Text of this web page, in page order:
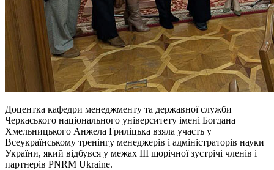
Доцентка кафедри менеджменту та державної служби
Черкаського національного університету імені Богдана
Хмельницького Анжела Гриліцька взяла участь у
Всеукраїнському тренінгу менеджерів і адміністраторів науки
України, який відбувся у межах III щорічної зустрічі членів і
партнерів PNRM Ukraine.